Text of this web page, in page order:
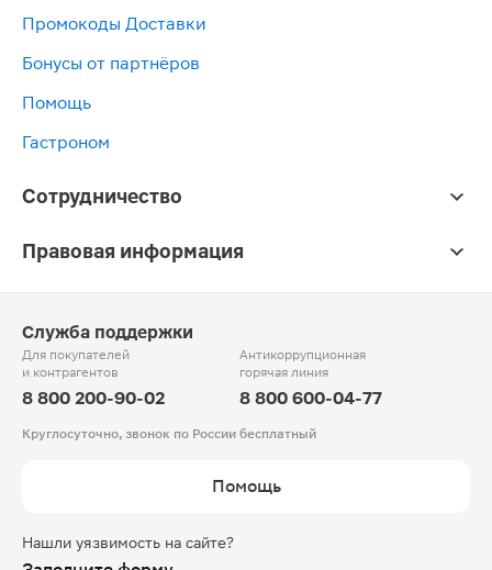
Промокоды Доставки
Бонусы от партнёров
Помощь
Гастроном
Сотрудничество
Правовая информация
Служба поддержки
Для покупателей
и контрагентов
8 800 200-90-02
Антикоррупционная
горячая линия
8 800 600-04-77
Круглосуточно, звонок по России бесплатный
Помощь
Нашли уязвимость на сайте?